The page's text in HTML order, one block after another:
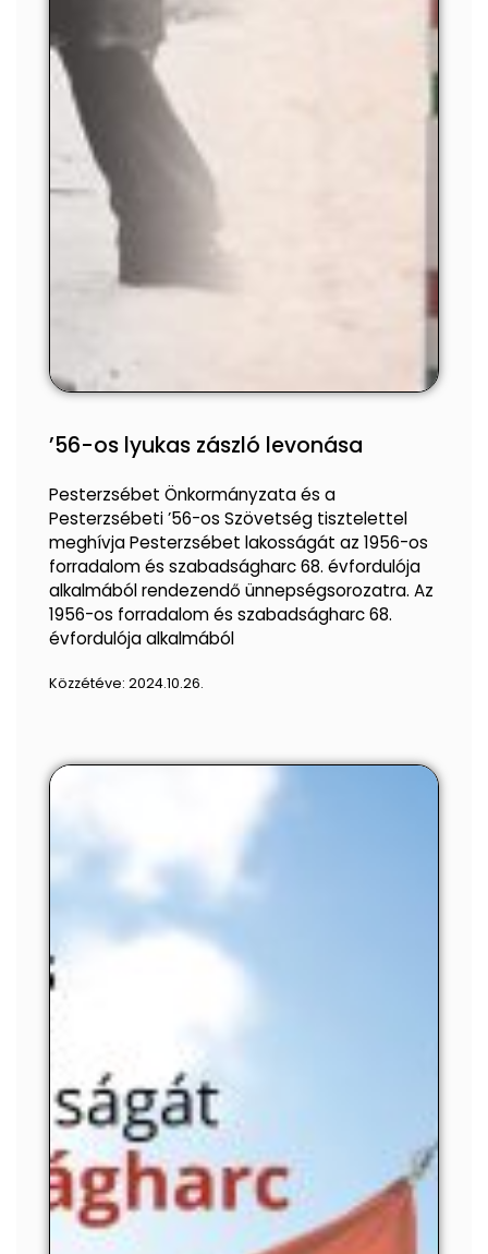
’56-os lyukas zászló levonása
Pesterzsébet Önkormányzata és a
Pesterzsébeti ’56-os Szövetség tisztelettel
meghívja Pesterzsébet lakosságát az 1956-os
forradalom és szabadságharc 68. évfordulója
alkalmából rendezendő ünnepségsorozatra. Az
1956-os forradalom és szabadságharc 68.
évfordulója alkalmából
Közzétéve: 2024.10.26.